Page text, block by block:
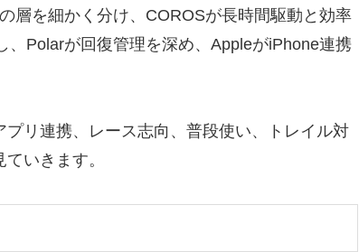
層を細かく分け、COROSが長時間駆動と効率
Polarが回復管理を深め、AppleがiPhone連携
リ連携、レース志向、普段使い、トレイル対
いきます。